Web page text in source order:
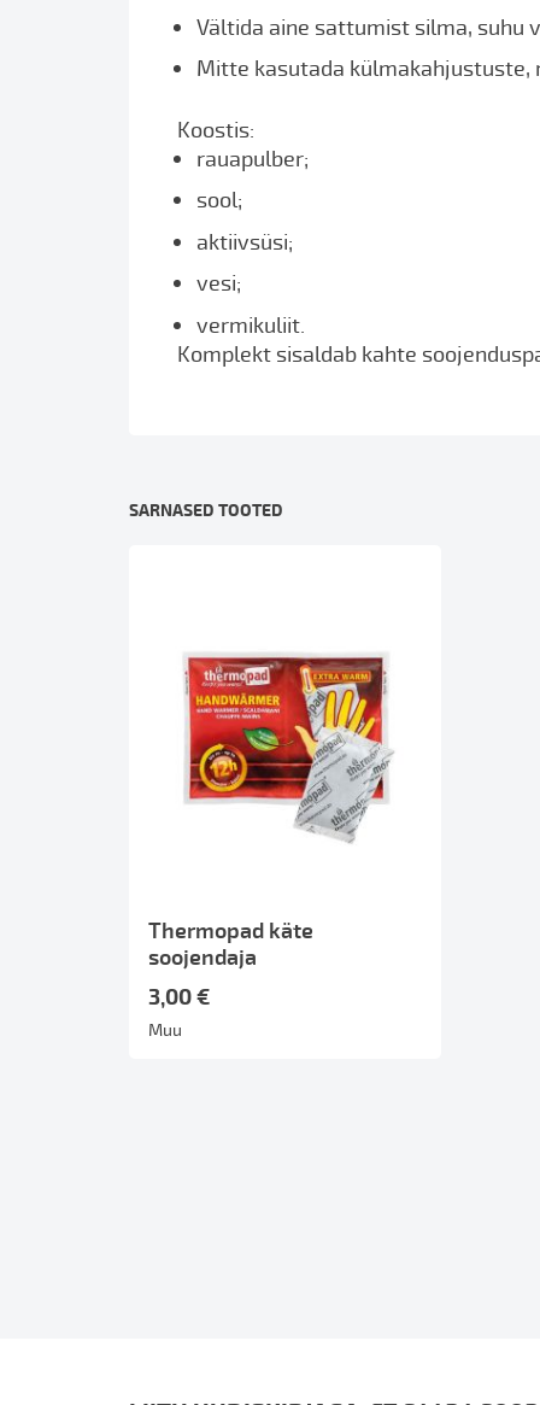
Vältida aine sattumist silma, suhu
Mitte kasutada külmakahjustuste,
Koostis:
rauapulber;
sool;
aktiivsüsi;
vesi;
vermikuliit.
Komplekt sisaldab kahte
SARNASED TOOTED
Thermopad käte
soojendaja
3,00 €
Muu